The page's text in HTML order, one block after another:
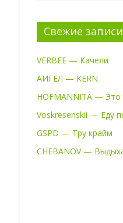
Свежие записи
VERBEE — Качели
АИГЕЛ — KERN
HOFMANNITA —
Voskresenskii — Еду
GSPD — Тру крайм
CHEBANOV —